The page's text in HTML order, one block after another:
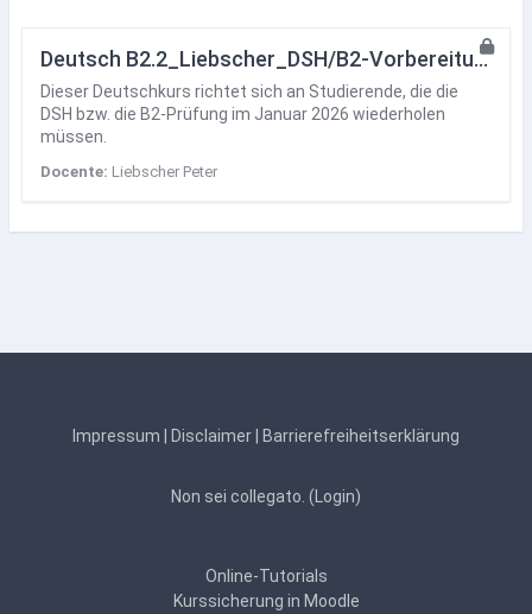
Deutsch B2.2_Liebscher_DSH/B2-Vorbereitung für Prüfungswiederholer*innen
Dieser Deutschkurs richtet sich an Studierende, die die
DSH bzw. die B2-Prüfung im Januar 2026 wiederholen
müssen.
Docente: Liebscher Peter
Impressum Disclaimer Barrierefreiheitserklärung
Non sei collegato. ( Login)
Online-Tutorials
Kurssicherung in Moodle